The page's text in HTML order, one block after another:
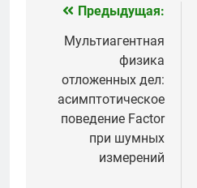
Навигация
записям
Предыдущая:
Мультиагентная
физика
отложенных дел:
асимптотическое
поведение Factor
при шумных
измерений